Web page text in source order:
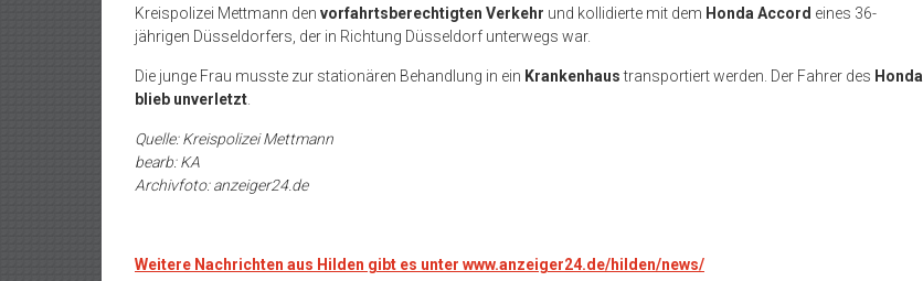
Kreispolizei Mettmann den vorfahrtsberechtigten Verkehr und kollidierte mit dem Honda Accord eines 36-
jährigen Düsseldorfers, der in Richtung Düsseldorf unterwegs war.
Die junge Frau musste zur stationären Behandlung in ein Krankenhaustransportiert werden. Der Fahrer des Honda
blieb unverletzt
Quelle: Kreispolizei Mettmann
bearb: KA
Archivfoto: anzeiger24.de
Weitere Nachrichten aus Hilden gibt es unter www.anzeiger24.de/hilden/news/